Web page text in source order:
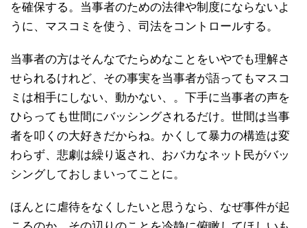
を確保する。当事者のための法律や制度にならないよ
うに、マスコミを使う、司法をコントロールする。
当事者の方はそんなでたらめなことをいやでも理解さ
せられるけれど、その事実を当事者が語ってもマスコ
ミは相手にしない、動かない、。下手に当事者の声を
ひらっても世間にバッシングされるだけ。世間は当事
者を叩くの大好きだからね。かくして暴力の構造は変
わらず、悲劇は繰り返され、おバカなネット民がバッ
シングしておしまいってことに。
ほんとに虐待をなくしたいと思うなら、なぜ事件が起